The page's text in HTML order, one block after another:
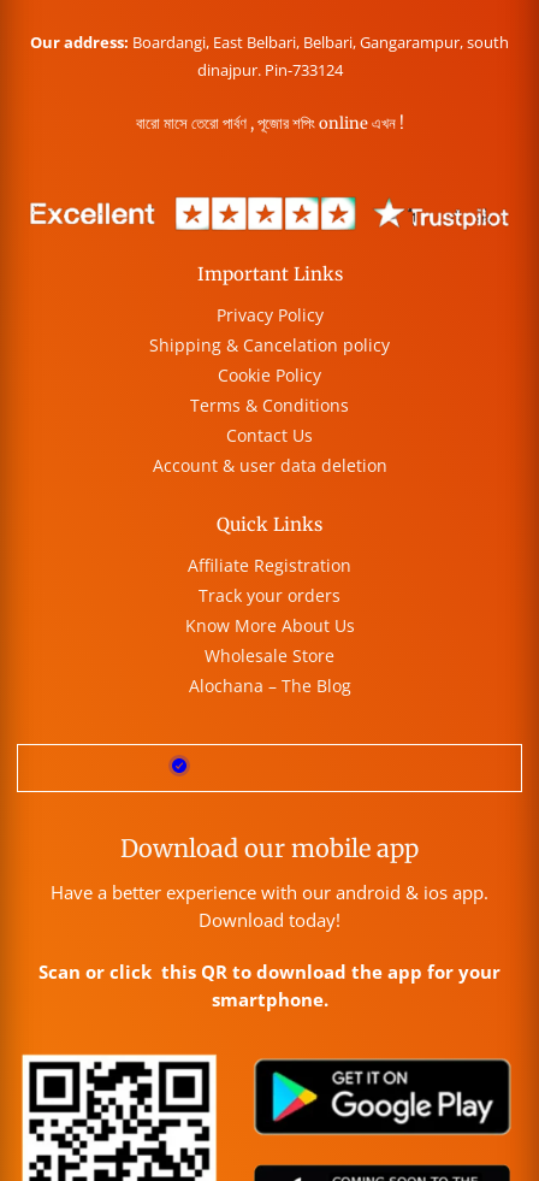
Our address: Boardangi, East Belbari, Belbari, Gangarampur, south
dinajpur. Pin-733124
বারো মাসে তেরো পার্বণ , পূজোর শপিং online এখন !
Important Links
Privacy Policy
Shipping & Cancelation policy
Cookie Policy
Terms & Conditions
Contact Us
Account & user data deletion
Quick Links
Affiliate Registration
Track your orders
Know More About Us
Wholesale Store
Alochana – The Blog
Download our mobile app
Have a better experience with our android & ios app.
Download today!
Scan or click this QR to download the app for your
smartphone.